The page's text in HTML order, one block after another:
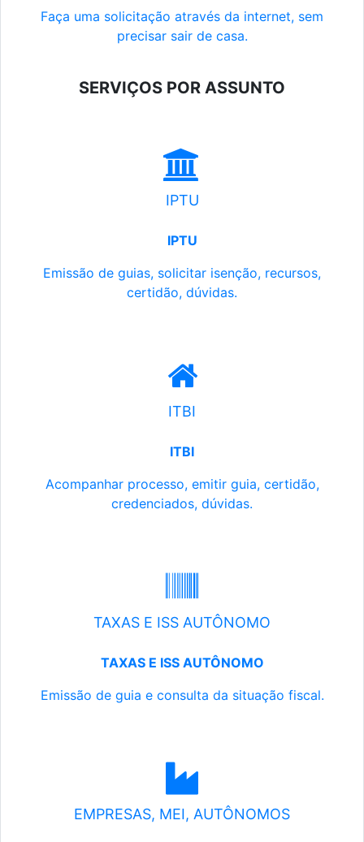
Faça uma solicitação através da internet, sem
precisar sair de casa.
SERVIÇOS POR ASSUNTO
IPTU
IPTU
Emissão de guias, solicitar isenção, recursos,
certidão, dúvidas.
ITBI
ITBI
Acompanhar processo, emitir guia, certidão,
credenciados, dúvidas.
TAXAS E ISS AUTÔNOMO
TAXAS E ISS AUTÔNOMO
Emissão de guia e consulta da situação fiscal.
EMPRESAS, MEI, AUTÔNOMOS